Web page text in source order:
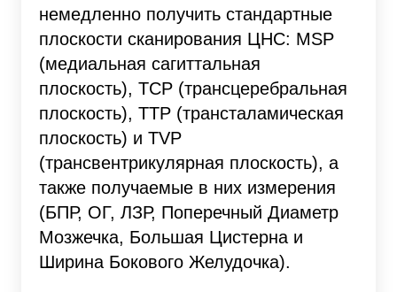
немедленно получить стандартные
плоскости сканирования ЦНС: MSP
(медиальная сагиттальная
плоскость), TCP (трансцеребральная
плоскость), TTP (трансталамическая
плоскость) и TVP
(трансвентрикулярная плоскость), а
также получаемые в них измерения
(БПР, ОГ, ЛЗР, Поперечный Диаметр
Мозжечка, Большая Цистерна и
Ширина Бокового Желудочка).